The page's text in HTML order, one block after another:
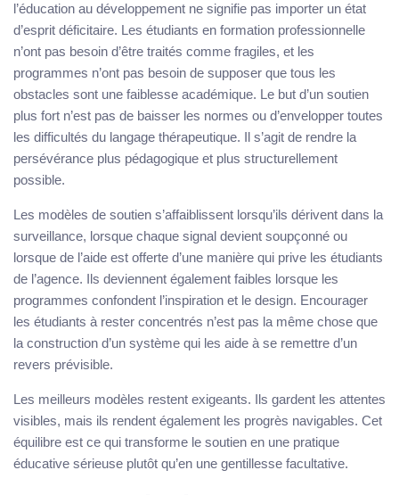
l’éducation au développement ne signifie pas importer un état
d’esprit déficitaire. Les étudiants en formation professionnelle
n’ont pas besoin d’être traités comme fragiles, et les
programmes n’ont pas besoin de supposer que tous les
obstacles sont une faiblesse académique. Le but d’un soutien
plus fort n’est pas de baisser les normes ou d’envelopper toutes
les difficultés du langage thérapeutique. Il s’agit de rendre la
persévérance plus pédagogique et plus structurellement
possible.
Les modèles de soutien s’affaiblissent lorsqu’ils dérivent dans la
surveillance, lorsque chaque signal devient soupçonné ou
lorsque de l’aide est offerte d’une manière qui prive les étudiants
de l’agence. Ils deviennent également faibles lorsque les
programmes confondent l’inspiration et le design. Encourager
les étudiants à rester concentrés n’est pas la même chose que
la construction d’un système qui les aide à se remettre d’un
revers prévisible.
Les meilleurs modèles restent exigeants. Ils gardent les attentes
visibles, mais ils rendent également les progrès navigables. Cet
équilibre est ce qui transforme le soutien en une pratique
éducative sérieuse plutôt qu’en une gentillesse facultative.